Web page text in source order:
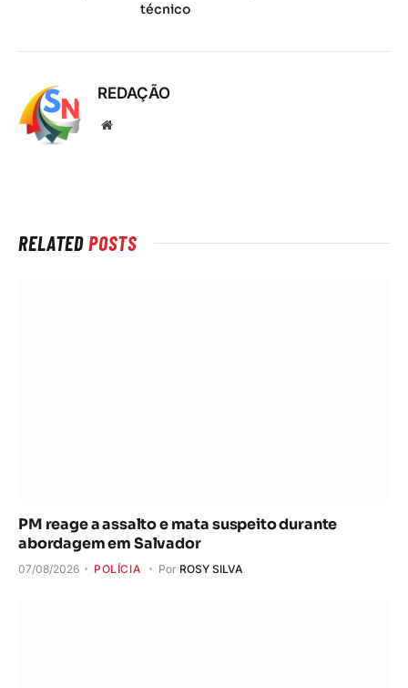
técnico
REDAÇÃO
Local
RELATEDPOSTS
PM reage a assalto e mata suspeito durante
abordagem em Salvador
07/08/2026 POLÍCIA Por ROSY SILVA